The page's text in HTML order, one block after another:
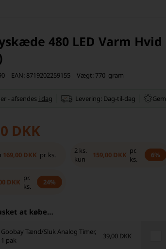
480 LED Varm Hvid
EAN: 8719202259155 Vægt: 770 gram
- afsendes i dag Levering: Dag-til-dag Gem
DKK
169,00 DKK pr. ks. 2 ks.
kun
159,00 DKK pr.
ks.
6%
DKK pr.
ks.
24%
at købe…
Goobay Tænd/Sluk Analog Timer,
1 pak
39,00 DKK